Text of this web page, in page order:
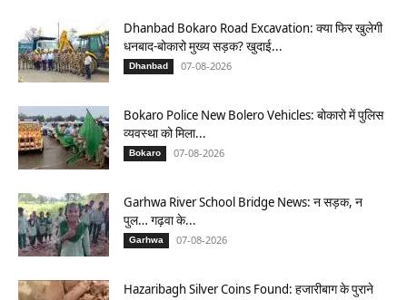
Dhanbad Bokaro Road Excavation: क्या फिर खुलेगी
धनबाद-बोकारो मुख्य सड़क? खुदाई...
Dhanbad 07-08-2026
Bokaro Police New Bolero Vehicles: बोकारो में पुलिस
व्यवस्था को मिला...
Bokaro 07-08-2026
Garhwa River School Bridge News: न सड़क, न
पुल… गढ़वा के...
Garhwa 07-08-2026
Hazaribagh Silver Coins Found: हजारीबाग के पुराने